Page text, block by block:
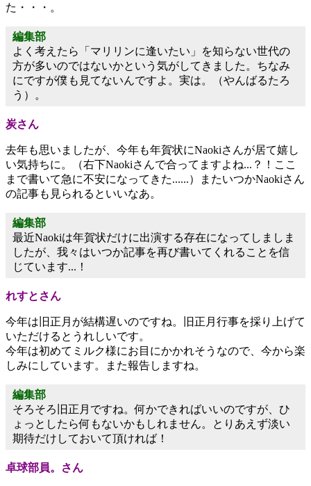
た・・・。
編集部
よく考えたら「マリリンに逢いたい」を知らない世代の
方が多いのではないかという気がしてきました。ちなみ
にですが僕も見てないんですよ。実は。（やんばるたろ
う）。
炭さん
去年も思いましたが、今年も年賀状にNaokiさんが居て嬉し
い気持ちに。（右下Naokiさんで合ってますよね...？！ここ
まで書いて急に不安になってきた......）またいつかNaokiさん
の記事も見られるといいなあ。
編集部
最近Naokiは年賀状だけに出演する存在になってしましま
したが、我々はいつか記事を再び書いてくれることを信
じています...！
れすとさん
今年は旧正月が結構遅いのですね。旧正月行事を採り上げて
いただけるとうれしいです。
今年は初めてミルク様にお目にかかれそうなので、今から楽
しみにしています。また報告しますね。
編集部
そろそろ旧正月ですね。何かできればいいのですが、ひ
ょっとしたら何もないかもしれません。とりあえず淡い
期待だけしておいて頂ければ！
卓球部員。さん